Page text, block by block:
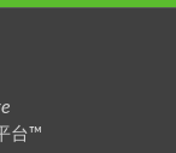
台™